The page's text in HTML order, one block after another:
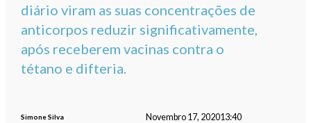
diário viram as suas concentrações de
anticorpos reduzir significativamente,
após receberem vacinas contra o
tétano e difteria.
Simone Silva Novembro 17, 202013:40